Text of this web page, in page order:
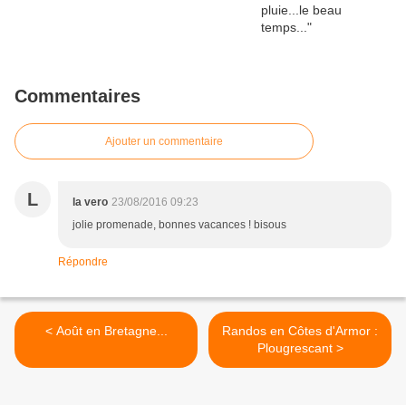
Commentaires
Ajouter un commentaire
L la vero 23/08/2016 09:23
jolie promenade, bonnes vacances ! bisous
Répondre
< Août en Bretagne...
Randos en Côtes d'Armor :
Plougrescant >